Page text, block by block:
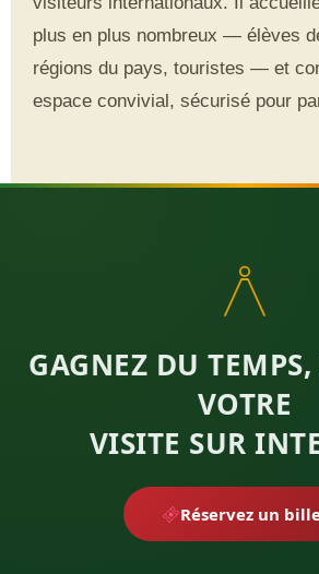
plus en plus nombreux — élèves
régions du pays, touristes — et
espace convivial, sécurisé pour
GAGNEZ DU TEMPS,
VOTRE
VISITE SUR
Réservez un